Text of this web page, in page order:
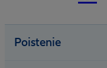
Poistenie